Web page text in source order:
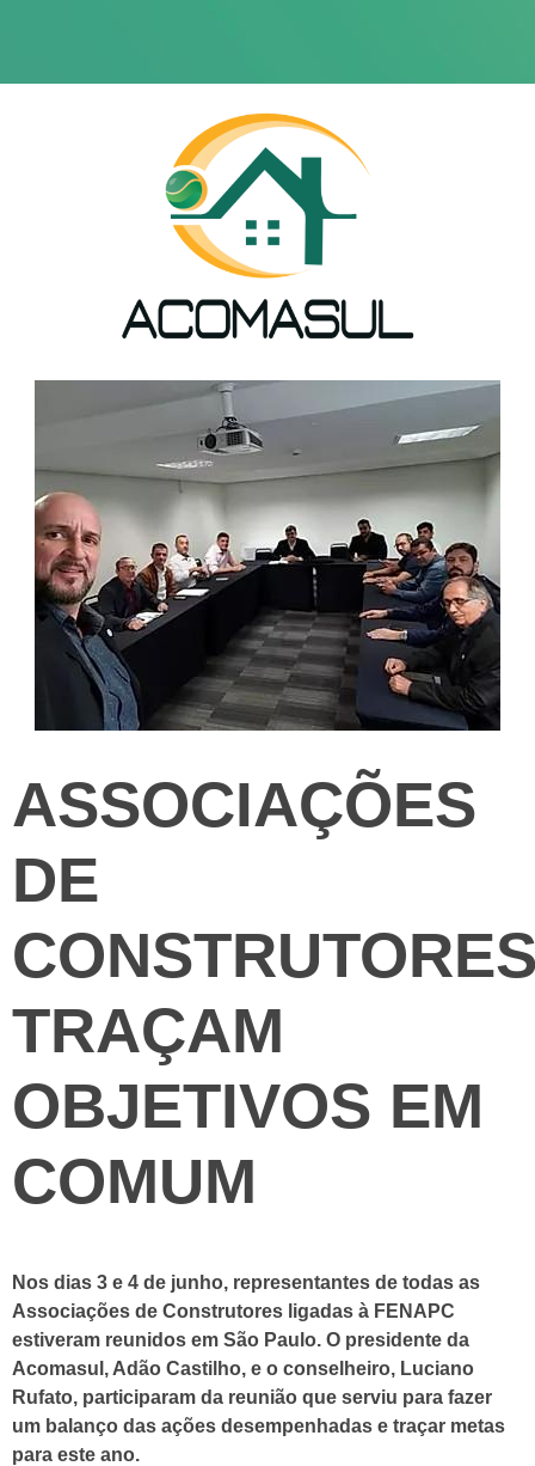
ASSOCIAÇÕES
DE
TRAÇAM
OBJETIVOS EM
COMUM
Nos dias 3 e 4 de junho, representantes de todas as
Associações de Construtores ligadas à FENAPC
estiveram reunidos em São Paulo. O presidente da
Acomasul, Adão Castilho, e o conselheiro, Luciano
Rufato, participaram da reunião que serviu para fazer
um balanço das ações desempenhadas e traçar metas
para este ano.